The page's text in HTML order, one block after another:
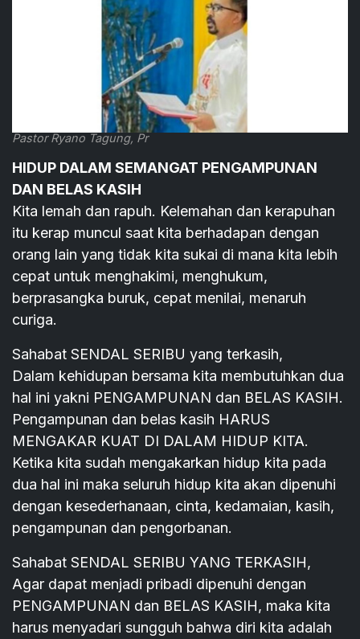
Pastor Ryano Tagung, Pr
HIDUP DALAM SEMANGAT PENGAMPUNAN
DAN BELAS KASIH
Kita lemah dan rapuh. Kelemahan dan kerapuhan
itu kerap muncul saat kita berhadapan dengan
orang lain yang tidak kita sukai di mana kita lebih
cepat untuk menghakimi, menghukum,
berprasangka buruk, cepat menilai, menaruh
curiga.
Sahabat SENDAL SERIBU yang terkasih,
Dalam kehidupan bersama kita membutuhkan dua
hal ini yakni PENGAMPUNAN dan BELAS KASIH.
Pengampunan dan belas kasih HARUS
MENGAKAR KUAT DI DALAM HIDUP KITA.
Ketika kita sudah mengakarkan hidup kita pada
dua hal ini maka seluruh hidup kita akan dipenuhi
dengan kesederhanaan, cinta, kedamaian, kasih,
pengampunan dan pengorbanan.
Sahabat SENDAL SERIBU YANG TERKASIH,
Agar dapat menjadi pribadi dipenuhi dengan
PENGAMPUNAN dan BELAS KASIH, maka kita
harus menyadari sungguh bahwa diri kita adalah